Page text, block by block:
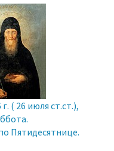
( 26 июля ст.ст.),
Пятидесятнице.